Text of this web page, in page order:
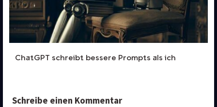
ChatGPT schreibt bessere Prompts als ich
Schreibe einen Kommentar